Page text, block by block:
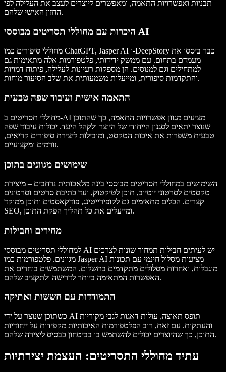
תבניות ואפשרויות התאמה, ומאפשרים ליוצרים לעצב את העלילה לפי
החזון האישי שלהם.
היכרות עם מחוללי תסריטים מבוססי AI
מחוללי סיפורים כמו ChatGPT, Jasper AI ו-DeepStory כבר ביססו את
מעמדם בתחום. עם ממשק ידידותי, פלטפורמות אלה מתאימות גם
למתחילים וגם למנוסים. הן מספקות רעיונות לעלילה, פיתוח דמויות
והתקדמות סיפורית, ומייעלות משמעותית את שלב הסיעור מוחות.
התאמה אישית ועיבוד שפה טבעית
מחוללי תסריטים ב-AI מציעים מגוון אפשרויות התאמה, כך שהתוכן
שנוצר יתאים לסגנון הייחודי של היוצר ולקהל היעד. יכולות עיבוד שפה
טבעית משפרות את איכות הטקסט, ומובילות ליצירת סיפורים קריאים,
זורמים ומקצועיים.
שימושים מגוונים בתוכן
השימושים במחוללי תסריטים מבוססי בינה מלאכותית נרחבים – מיצירת
טקסטים לסרטוני יוטיוב, תוכן לטיקטוק, ועד כתיבת סרטים וסרטונים
קצרים. הכלים מתאימים גם לקופירייטינג, פודקאסטים ותוכן ממוקד
SEO, ומייעלים את כל תהליך הפקת התוכן.
מחירים וחבילות
למחוללי תסריטים מבוססי AI יש לעיתים חבילות תמחור שונות לצרכים
מגוונים. פלטפורמות כמו Jasper AI מציעות מסלול חינמי עם תכונות
מוגבלות, ואחרות מסלולים מתקדמים בתשלום. המשתמשים בוחרים את
האפשרות המתאימה ביותר לדרישה ולתקציב שלהם.
התמודדות עם חששות ואתיקה
כשתוכן שנוצר על ידי AI תופס תאוצה, עולות דאגות לגבי מקוריות
והעתקות. עם זאת, רוב הפלטפורמות האיכותיות מקפידות על ייחודיות
התוכן, כך שהיוצרים יכולים להשתמש בו בביטחון כבסיס ליצירה שלהם.
עתיד מחוללי התסריטים: העצמת יצירתיות